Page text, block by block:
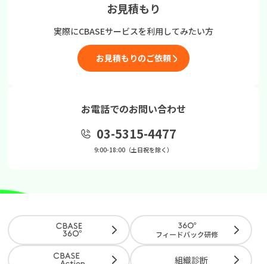
お見積もり
実際にCBASEサービスを利用してみたい方
お見積もりのご依頼
お電話でのお問い合わせ
03-5315-4477
9:00-18:00（土日祝を除く）
組織診断